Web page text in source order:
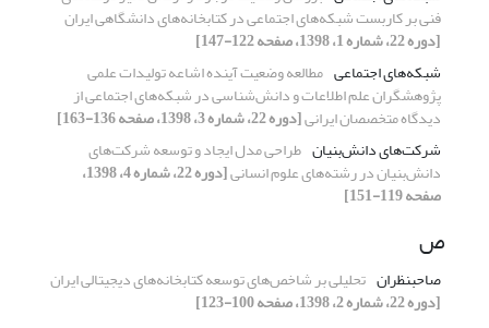
فنی بر کاربست شبکه‌های اجتماعی در کتابخانه‌های دانشگاهی ایران
[دوره 22، شماره 1، 1398، صفحه 122-147]
شبکه‌های اجتماعی مطالعه وضعیت آینده اشاعه تولیدات علمی
پژوهشگران علم اطلاعات و دانش‌شناسی در شبکه‌های اجتماعی از
دیدگاه متخصصان ایرانی[دوره 22، شماره 3، 1398، صفحه 136-163]
شرکت‌های دانش‌بنیان طراحی مدل ایجاد و توسعه شرکت‌های
دانش‌بنیان در رشته‌های علوم انسانی [دوره 22، شماره 4، 1398،
صفحه 119-151]
ص
صاحبنظران تحلیلی بر شاخص‌های توسعه کتابخانه‌های دیجیتالی ایران
[دوره 22، شماره 2، 1398، صفحه 100-123]